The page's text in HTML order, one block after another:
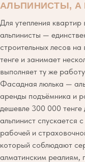
АЛЬПИНИСТЫ, А
Для утепления
альпинисты —
строительных лесов
тенге и занимает
выполняет ту же
Фасадная люлька —
аренды подъёмника и
дешевле 300 000
альпинист спускается
рабочей и
который соблюдают
алматинским реалиям,